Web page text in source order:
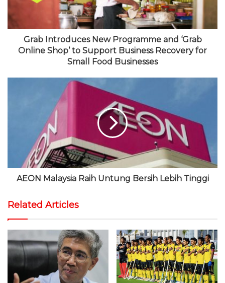
m
Grab Introduces New Programme and ‘Grab
Online Shop’ to Support Business Recovery for
Small Food Businesses
AEON Malaysia Raih Untung Bersih Lebih Tinggi
Related Articles